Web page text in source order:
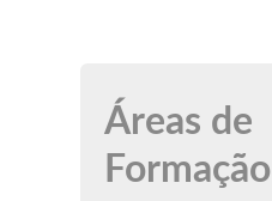
Áreas de
Formação